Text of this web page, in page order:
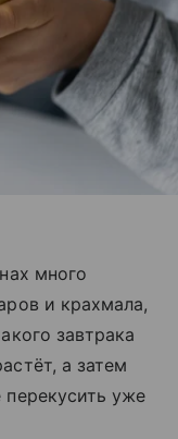
много
и крахмала,
завтрака
а затем
уже